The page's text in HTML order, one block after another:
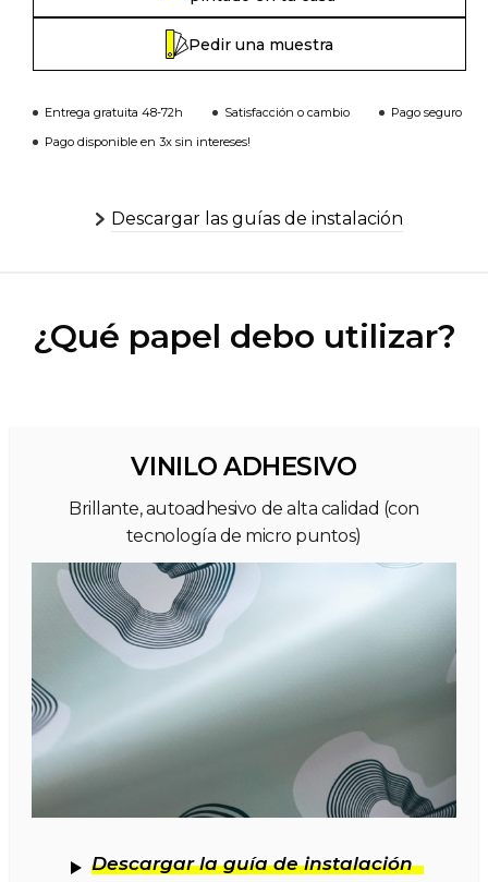
Pedir una muestra
Entrega gratuita 48-72h Satisfacción o cambio
Pago seguro
Pago disponible en 3x sin intereses!
Descargar las guías de instalación
¿Qué papel debo utilizar?
VINILO ADHESIVO
Brillante, autoadhesivo de alta calidad (con
tecnología de micro puntos)
Descargar la guía de instalación